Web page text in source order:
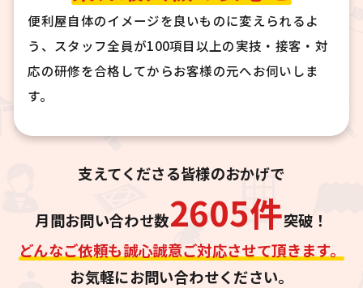
便利屋自体のイメージを良いものに変えられるよ
う、スタッフ全員が100項目以上の実技・接客・対
応の研修を合格してからお客様の元へお伺いしま
す。
支えてくださる皆様のおかげで
月間お問い合わせ数2605件突破！
どんなご依頼も誠心誠意ご対応させて頂きます。
お気軽にお問い合わせください。